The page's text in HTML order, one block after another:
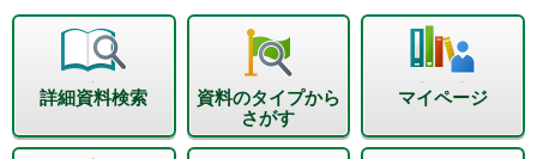
詳細資料検索
資料のタイプから
さがす
マイページ